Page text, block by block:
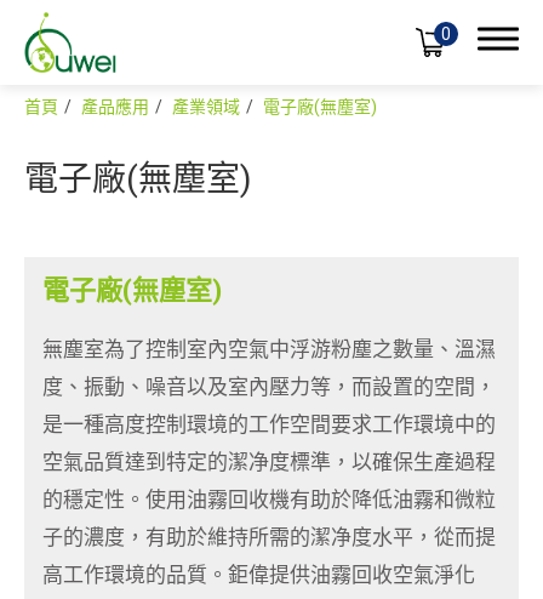
0
首頁 產品應用 產業領域 電子廠(無塵室)
電子廠(無塵室)
電子廠(無塵室)
無塵室為了控制室內空氣中浮游粉塵之數量、溫濕
度、振動、噪音以及室內壓力等，而設置的空間，
是一種高度控制環境的工作空間要求工作環境中的
空氣品質達到特定的潔净度標準，以確保生產過程
的穩定性。使用油霧回收機有助於降低油霧和微粒
子的濃度，有助於維持所需的潔净度水平，從而提
高工作環境的品質。 鉅偉提供油霧回收空氣淨化
合作客戶
全球佈局
支援服務
最新消息